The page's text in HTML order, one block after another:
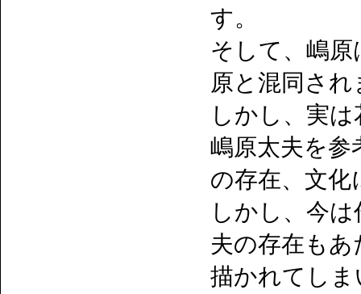
す。
そして、嶋
原と混同され
しかし、実
嶋原太夫を参
の存在、文
しかし、今
夫の存在も
描かれてし